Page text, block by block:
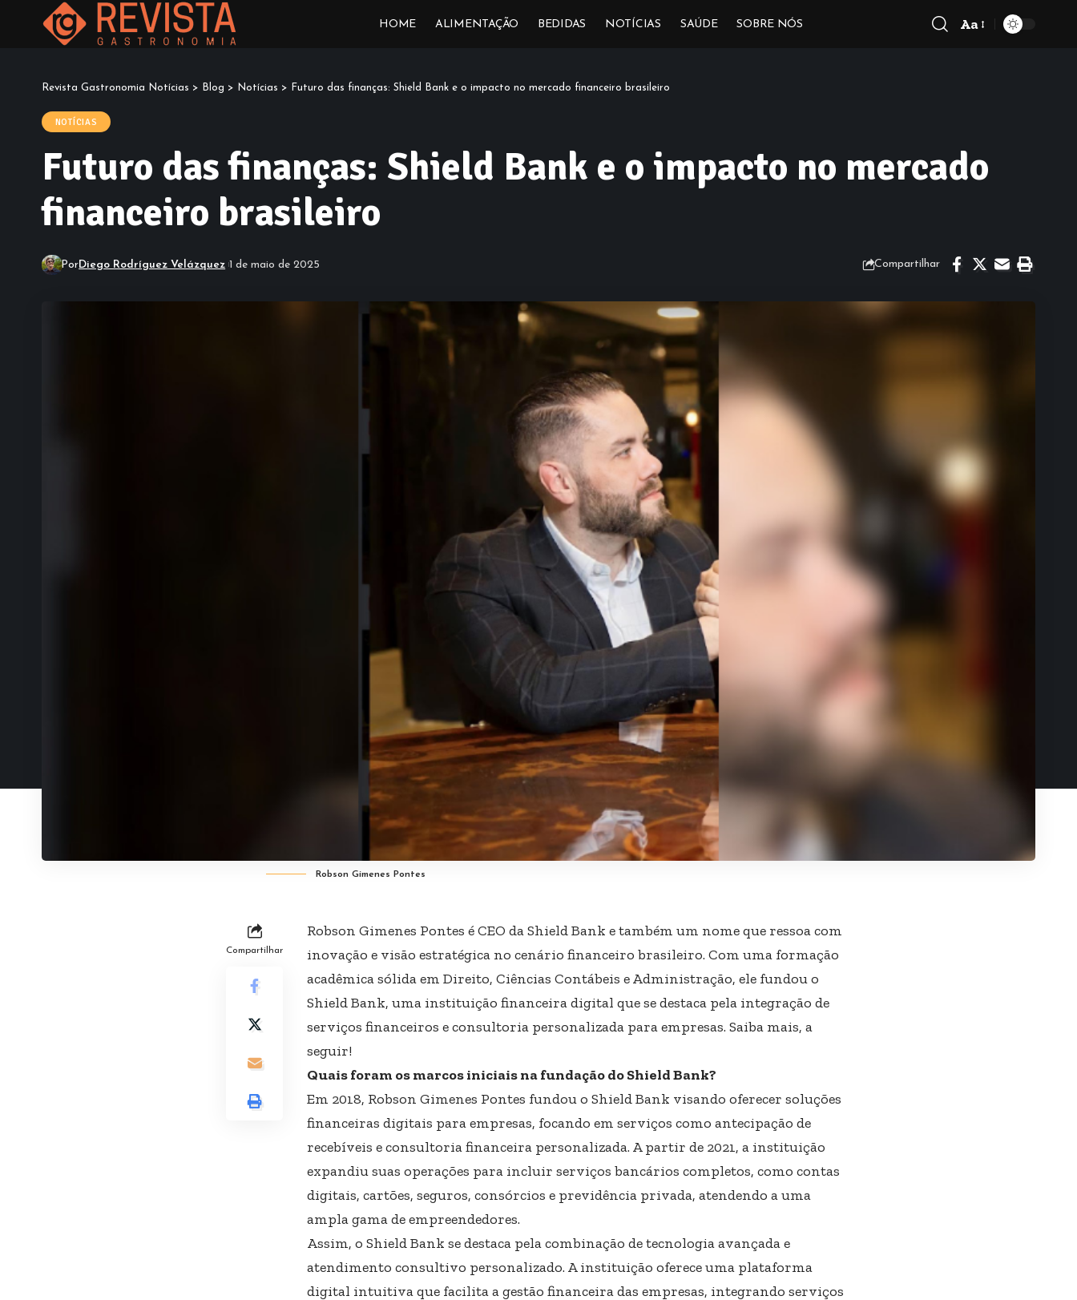
HOME ALIMENTAÇÃO BEDIDAS NOTÍCIAS SAÚDE SOBRE NÓS
Font
Aa
Revista Gastronomia Notícias > Blog > Notícias > Futuro das finanças: Shield Bank e o impacto no mercado financeiro brasileiro
NOTÍCIAS
Futuro das finanças: Shield Bank e o impacto no mercado
financeiro brasileiro
PorDiego Rodríguez Velázquez 1 de maio de 2025 Compartilhar
Robson Gimenes Pontes
Compartilhar
Robson Gimenes Pontes é CEO da Shield Bank e também um nome que ressoa com
inovação e visão estratégica no cenário financeiro brasileiro. Com uma formação
acadêmica sólida em Direito, Ciências Contábeis e Administração, ele fundou o
Shield Bank, uma instituição financeira digital que se destaca pela integração de
serviços financeiros e consultoria personalizada para empresas. Saiba mais, a
seguir!
Quais foram os marcos iniciais na fundação do Shield Bank?
Em 2018, Robson Gimenes Pontes fundou o Shield Bank visando oferecer soluções
financeiras digitais para empresas, focando em serviços como antecipação de
recebíveis e consultoria financeira personalizada. A partir de 2021, a instituição
expandiu suas operações para incluir serviços bancários completos, como contas
digitais, cartões, seguros, consórcios e previdência privada, atendendo a uma
ampla gama de empreendedores.
Assim, o Shield Bank se destaca pela combinação de tecnologia avançada e
atendimento consultivo personalizado. A instituição oferece uma plataforma
digital intuitiva que facilita a gestão financeira das empresas, integrando serviços